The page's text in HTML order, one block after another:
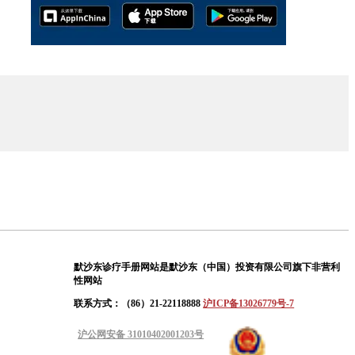
默沙东诊疗手册网站是默沙东（中国）投资有限公司旗下非营利
性网站
联系方式：（86）21-22118888 沪ICP备13026779号-7
沪公网安备 31010402001203号